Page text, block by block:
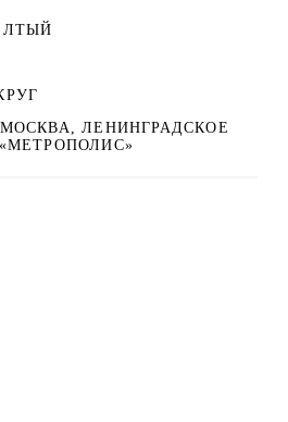
МОСКВА, ЛЕНИНГРАДСКОЕ